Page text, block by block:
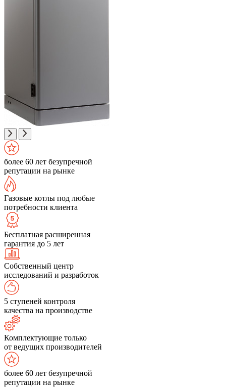
более 60 лет безупречной
репутации на рынке
Газовые котлы под любые
потребности клиента
Бесплатная расширенная
гарантия до 5 лет
Собственный центр
исследований и разработок
5 ступеней контроля
качества на производстве
Комплектующие только
от ведущих производителей
более 60 лет безупречной
репутации на рынке